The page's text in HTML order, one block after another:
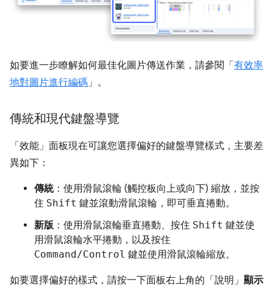
如要進一步瞭解如何最佳化圖片傳送作業，請參閱「有效率
地對圖片進行編碼 」。
傳統和現代鍵盤導覽
「效能」 面板現在可讓您選擇偏好的鍵盤導覽樣式，主要差
異如下：
傳統：使用滑鼠滾輪 (觸控板向上或向下) 縮放，並按
住 Shift 鍵並滾動滑鼠滾輪，即可垂直捲動。
新版 ：使用滑鼠滾輪垂直捲動、按住 Shift 鍵並使
用滑鼠滾輪水平捲動，以及按住
Command/Control 鍵並使用滑鼠滾輪縮放。
如要選擇偏好的樣式，請按一下面板右上角的「說明」 顯示